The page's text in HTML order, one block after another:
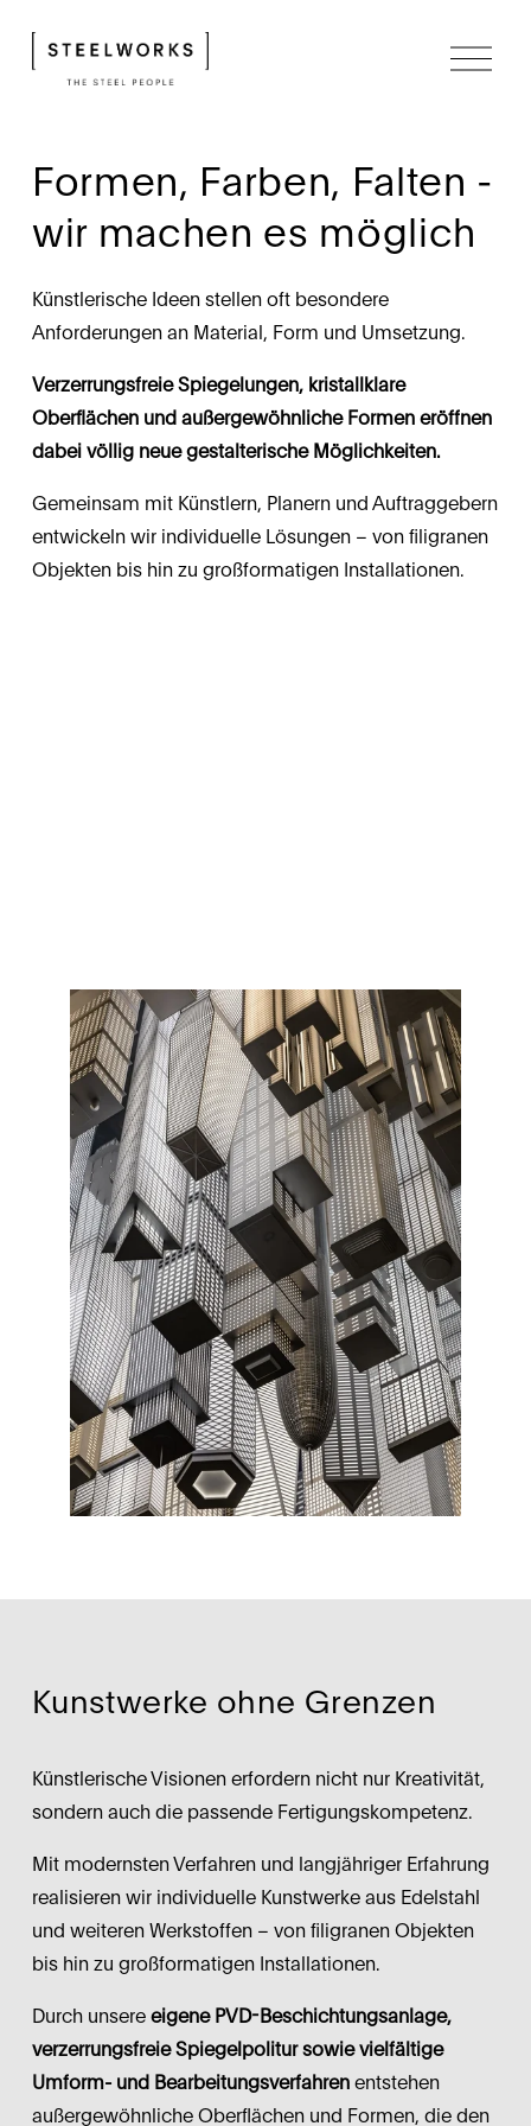
M
e
e
n
Formen, Farben, Falten -
wir machen es möglich
Künstlerische Ideen stellen oft besondere
Anforderungen an Material, Form und Umsetzung.
Verzerrungsfreie Spiegelungen, kristallklare
Oberflächen und außergewöhnliche Formen eröffnen
dabei völlig neue gestalterische Möglichkeiten.
Gemeinsam mit Künstlern, Planern und Auftraggebern
entwickeln wir individuelle Lösungen – von filigranen
Objekten bis hin zu großformatigen Installationen.
Kunstwerke ohne Grenzen
Künstlerische Visionen erfordern nicht nur Kreativität,
sondern auch die passende Fertigungskompetenz.
Mit modernsten Verfahren und langjähriger Erfahrung
realisieren wir individuelle Kunstwerke aus Edelstahl
und weiteren Werkstoffen – von filigranen Objekten
bis hin zu großformatigen Installationen.
Durch unsere eigene PVD-Beschichtungsanlage,
verzerrungsfreie Spiegelpolitur sowie vielfältige
Umform- und Bearbeitungsverfahren entstehen
außergewöhnliche Oberflächen und Formen, die den